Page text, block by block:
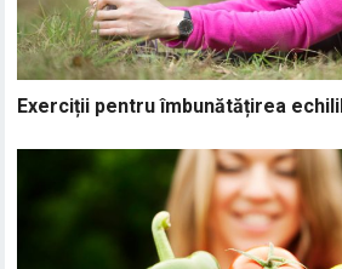
Exerciții pentru îmbunătățirea